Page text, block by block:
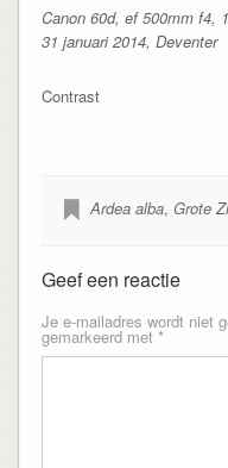
Canon 60d, ef 500mm f4,
31 januari 2014, Deventer
Contrast
Ardea alba, Grote
Geef een reactie
Je e-mailadres wordt niet
gemarkeerd met *